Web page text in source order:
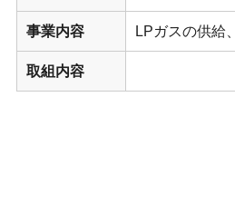
事業内容 LPガスの供給
取組内容